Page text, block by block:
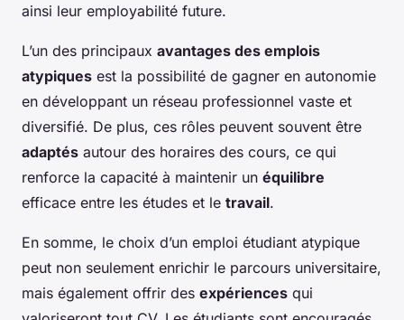
ainsi leur employabilité future.
L’un des principaux avantages des emplois
atypiques est la possibilité de gagner en autonomie
en développant un réseau professionnel vaste et
diversifié. De plus, ces rôles peuvent souvent être
adaptés autour des horaires des cours, ce qui
renforce la capacité à maintenir un équilibre
efficace entre les études et le travail.
En somme, le choix d’un emploi étudiant atypique
peut non seulement enrichir le parcours universitaire,
mais également offrir des expériences qui